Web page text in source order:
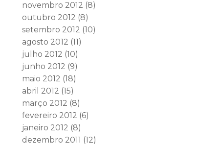
novembro 2012 (8)
outubro 2012 (8)
setembro 2012 (10)
agosto 2012 (11)
julho 2012 (10)
junho 2012 (9)
maio 2012 (18)
abril 2012 (15)
março 2012 (8)
fevereiro 2012 (6)
janeiro 2012 (8)
dezembro 2011 (12)